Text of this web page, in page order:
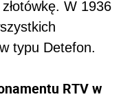
W 1936
typu Detefon.
RTV w